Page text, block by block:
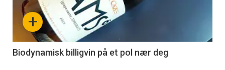
nå
4
+
Biodynamisk billigvin på et pol nær deg